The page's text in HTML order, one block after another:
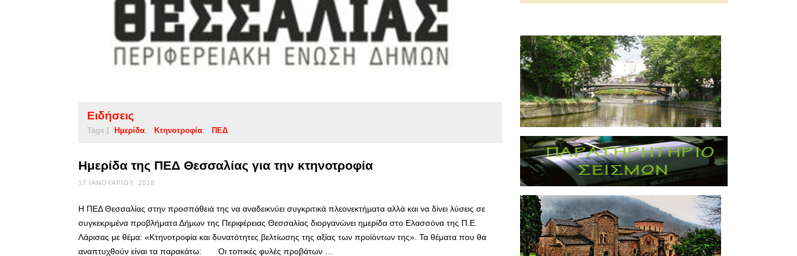
Ειδήσεις
Tags | Ημερίδα Κτηνοτροφία ΠΕΔ
Ημερίδα της ΠΕΔ Θεσσαλίας για την κτηνοτροφία
17 ΙΑΝΟΥΑΡΊΟΥ, 2018
Η ΠΕΔ Θεσσαλίας στην προσπάθειά της να αναδεικνύει συγκριτικά πλεονεκτήματα αλλά και να δίνει λύσεις σε
συγκεκριμένα προβλήματα Δήμων της Περιφέρειας Θεσσαλίας διοργανώνει ημερίδα στο Ελασσόνα της Π.Ε.
Λάρισας με θέμα: «Κτηνοτροφία και δυνατότητες βελτίωσης της αξίας των προϊόντων της». Τα θέματα που θα
αναπτυχθούν είναι τα παρακάτω: Οι τοπικές φυλές προβάτων …